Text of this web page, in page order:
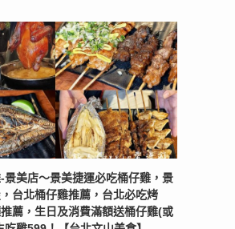
景美店〜景美捷運必吃桶仔雞，景
台北桶仔雞推薦，台北必吃烤
薦，生日及消費滿額送桶仔雞(或